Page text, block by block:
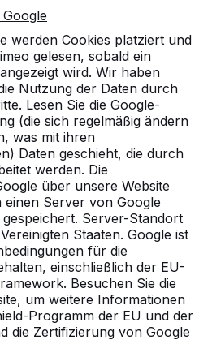
werden Cookies platziert und
gelesen, sobald ein
wird. Wir haben
Nutzung der Daten durch
Lesen Sie die Google-
(die sich regelmäßig ändern
was mit ihren
Daten geschieht, die durch
werden. Die
über unsere Website
einen Server von Google
Server-Standort
Staaten. Google ist
für die
einschließlich der EU-
Besuchen Sie die
um weitere Informationen
Programm der EU und der
die Zertifizierung von Google
Saarbrücken